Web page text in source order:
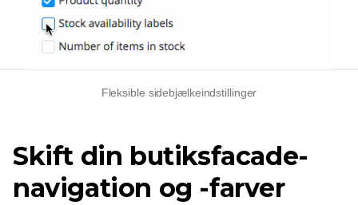
Fleksible sidebjælkeindstillinger
Skift din butiksfacade-
navigation og -farver